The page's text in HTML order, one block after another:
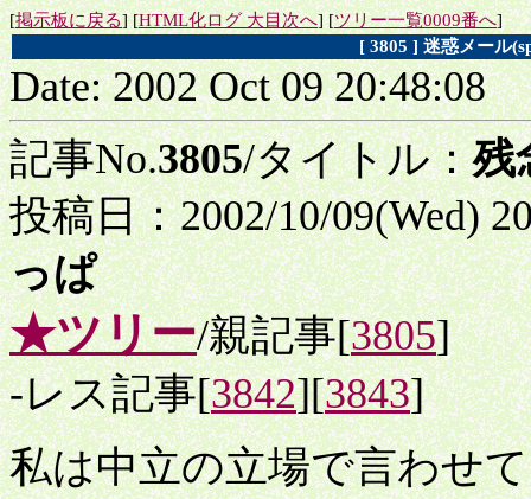
[掲示板に戻る] [HTML化ログ 大目次へ] [ツリー一覧0009番へ]
[ 3805 ] 迷惑メール
Date: 2002 Oct 09 20:48:08
記事No.3805/タイトル：残
投稿日：2002/10/09(Wed)
っぱ
★ツリー/親記事[3805]
-レス記事[3842][3843]
私は中立の立場で言わせ